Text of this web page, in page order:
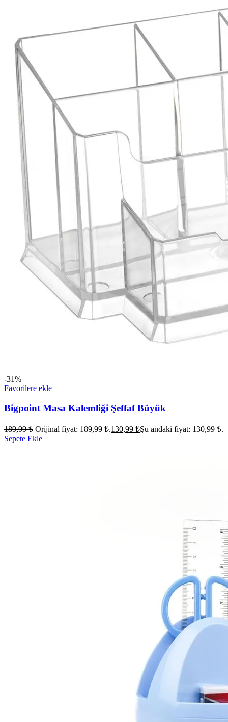
-31%
Favorilere ekle
Bigpoint Masa Kalemliği Şeffaf Büyük
189,99₺ Orijinal fiyat: 189,99 ₺.130,99 ₺Şu andaki fiyat: 130,99 ₺.
Sepete Ekle